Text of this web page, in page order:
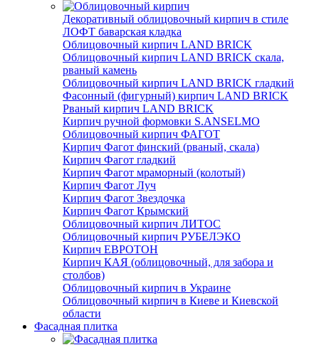
Декоративный облицовочный кирпич в стиле
ЛОФТ баварская кладка
Облицовочный кирпич LAND BRICK
Облицовочный кирпич LAND BRICK скала,
рваный камень
Облицовочный кирпич LAND BRICK гладкий
Фасонный (фигурный) кирпич LAND BRICK
Рваный кирпич LAND BRICK
Кирпич ручной формовки S.ANSELMO
Облицовочный кирпич ФАГОТ
Кирпич Фагот финский (рваный, скала)
Кирпич Фагот гладкий
Кирпич Фагот мраморный (колотый)
Кирпич Фагот Луч
Кирпич Фагот Звездочка
Кирпич Фагот Крымский
Облицовочный кирпич ЛИТОС
Облицовочный кирпич РУБЕЛЭКО
Кирпич ЕВРОТОН
Кирпич КАЯ (облицовочный, для забора и
столбов)
Облицовочный кирпич в Украине
Облицовочный кирпич в Киеве и Киевской
области
Фасадная плитка